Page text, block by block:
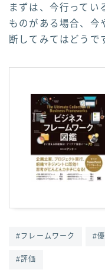
まずは、今行ってい
ものがある場合、今
断してみてはどうで
#フレームワーク #
#評価